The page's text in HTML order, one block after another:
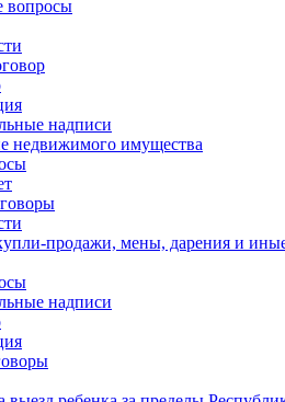
вопросы
надписи
недвижимого имущества
продажи, мены, дарения и
надписи